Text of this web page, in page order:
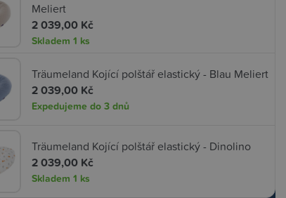
Meliert
2 039,00 Kč
Skladem 1 ks
Träumeland Kojící polštář elastický - Blau Meliert
2 039,00 Kč
Expedujeme do 3 dnů
Träumeland Kojící polštář elastický - Dinolino
2 039,00 Kč
Skladem 1 ks